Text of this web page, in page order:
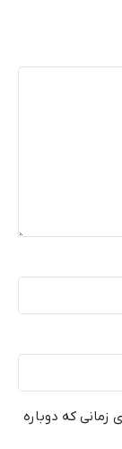
زمانی که دوباره